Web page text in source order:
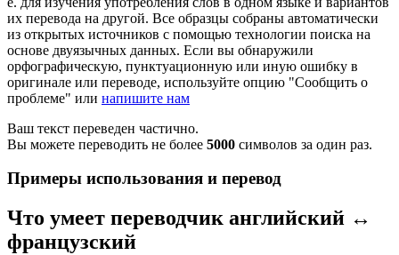
их перевода на другой. Все образцы собраны автоматически
из открытых источников с помощью технологии поиска на
основе двуязычных данных. Если вы обнаружили
орфографическую, пунктуационную или иную ошибку в
оригинале или переводе, используйте опцию "Сообщить о
проблеме" или напишите нам
Ваш текст переведен частично.
Вы можете переводить не более 5000 символов за один раз.
Примеры использования и перевод
Что умеет переводчик английский ↔
французский